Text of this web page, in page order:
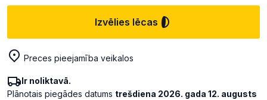
Izvēlies lēcas
Preces pieejamība veikalos
Ir noliktavā.
Plānotais piegādes datums trešdiena 2026. gada 12. augusts